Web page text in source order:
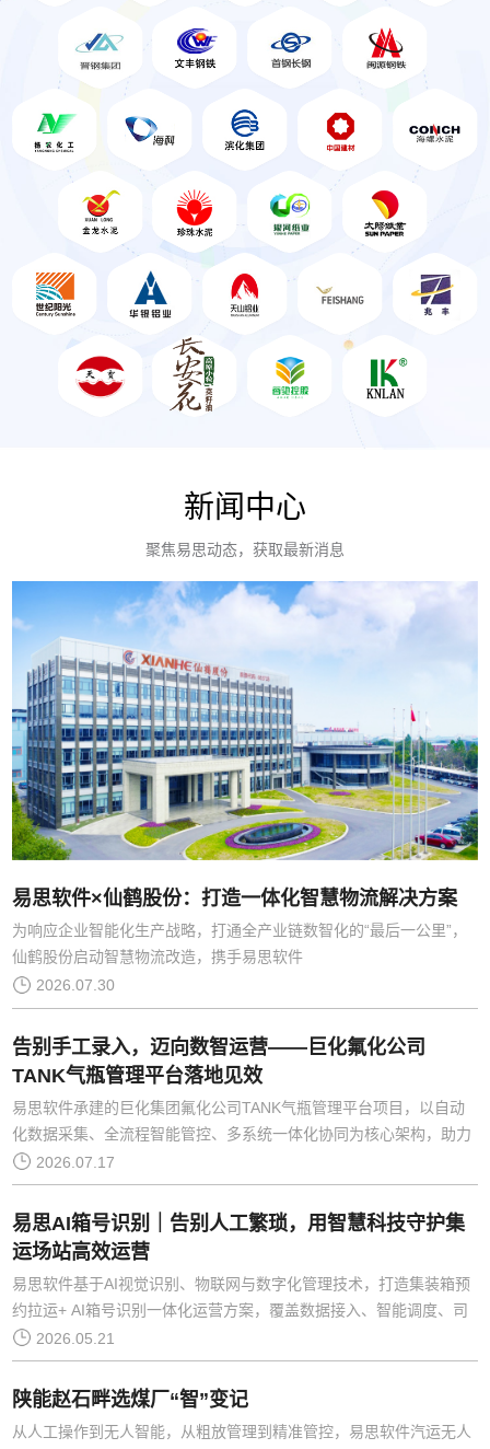
新闻中心
聚焦易思动态，获取最新消息
易思软件×仙鹤股份：打造一体化智慧物流解决方案
为响应企业智能化生产战略，打通全产业链数智化的“最后一公里”，
仙鹤股份启动智慧物流改造，携手易思软件
2026.07.30
告别手工录入，迈向数智运营——巨化氟化公司
TANK气瓶管理平台落地见效
易思软件承建的巨化集团氟化公司TANK气瓶管理平台项目，以自动
化数据采集、全流程智能管控、多系统一体化协同为核心架构，助力
企业实现从“人工驱动”向“系统驱动”的全面跃升，成功打造化工危化
品包装设备数智
2026.07.17
易思AI箱号识别｜告别人工繁琐，用智慧科技守护集
运场站高效运营
易思软件基于AI视觉识别、物联网与数字化管理技术，打造集装箱预
约拉运+ AI箱号识别一体化运营方案，覆盖数据接入、智能调度、司
机预约、天车作业、箱号识别、库存管理、工作量统计全流程，实现
场站作业无人化
2026.05.21
陕能赵石畔选煤厂“智”变记
从人工操作到无人智能，从粗放管理到精准管控，易思软件汽运无人